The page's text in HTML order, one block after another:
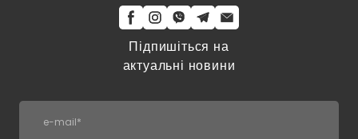
Підпишіться на
актуальні новини